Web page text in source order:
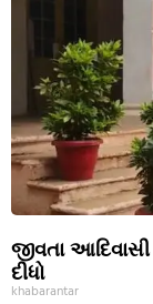
જીવતા
દીધો
khabarantar